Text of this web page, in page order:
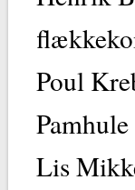
Poul
Lis